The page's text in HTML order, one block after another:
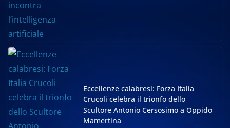
Eccellenze calabresi: Forza Italia
Crucoli celebra il trionfo dello
Scultore Antonio Cersosimo a Oppido
Mamertina